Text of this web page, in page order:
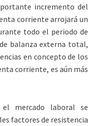
incremento del
corriente arrojará un
todo el periodo de
balanza externa total,
en concepto de los
corriente, es aún más
mercado laboral se
factores de resistencia